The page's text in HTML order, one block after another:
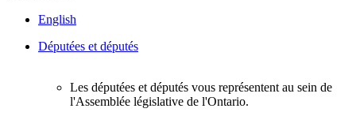
English
Députées et députés
Les députées et députés vous représentent au sein de
l'Assemblée législative de l'Ontario.